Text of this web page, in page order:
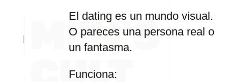
El dating es un mundo visual.
O pareces una persona real o
un fantasma.
Funciona: